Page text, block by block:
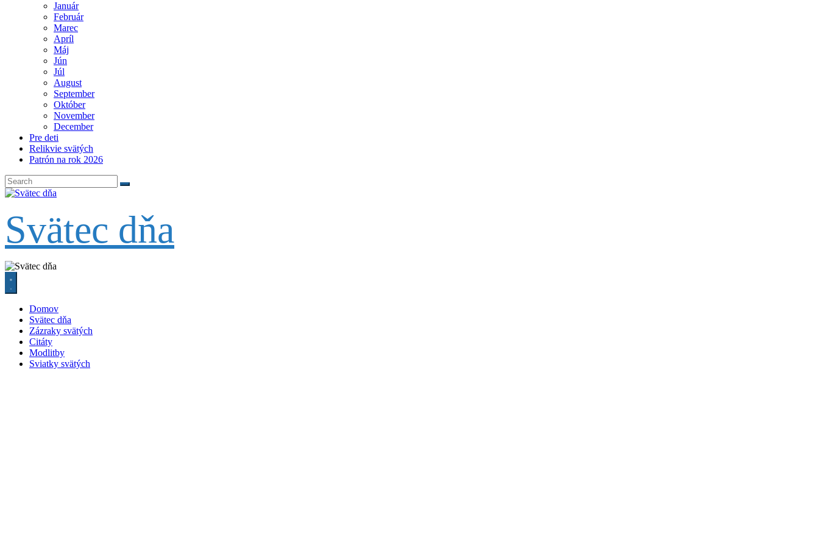
Január
Február
Marec
Apríl
Máj
Jún
Júl
August
September
Október
November
December
Pre deti
Relikvie svätých
Patrón na rok 2026
Svätec dňa
Domov
Svätec dňa
Zázraky svätých
Citáty
Modlitby
Sviatky svätých